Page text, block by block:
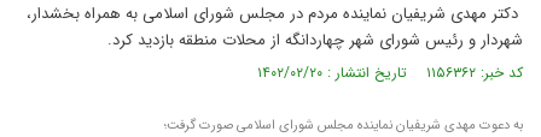
دکتر مهدی شریفیان نماینده مردم در مجلس شورای اسلامی به همراه بخشدار،
شهردار و رئیس شورای شهر چهاردانگه از محلات منطقه بازدید کرد.
کد خبر: ۱۱۵۶۳۶۲ تاریخ انتشار : ۱۴۰۲/۰۲/۲۰
به دعوت مهدی شریفیان نماینده مجلس شورای اسلامی صورت گرفت؛